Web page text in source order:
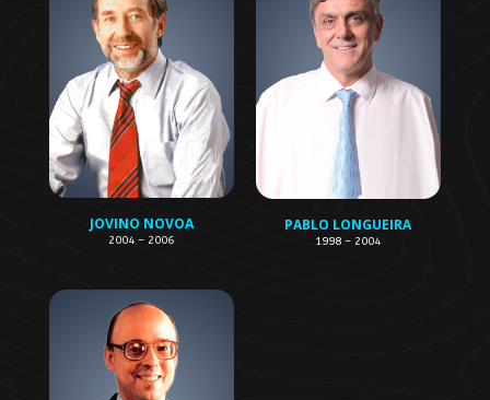
JOVINO NOVOA
2004 – 2006
PABLO LONGUEIRA
1998 – 2004